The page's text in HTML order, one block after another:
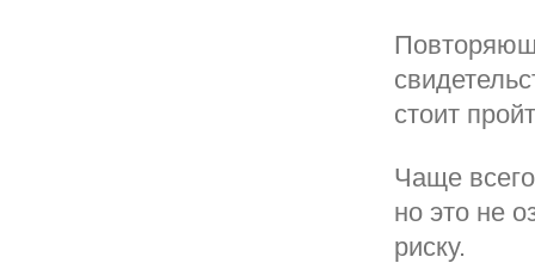
стоит
Чаще
но это не
риску.